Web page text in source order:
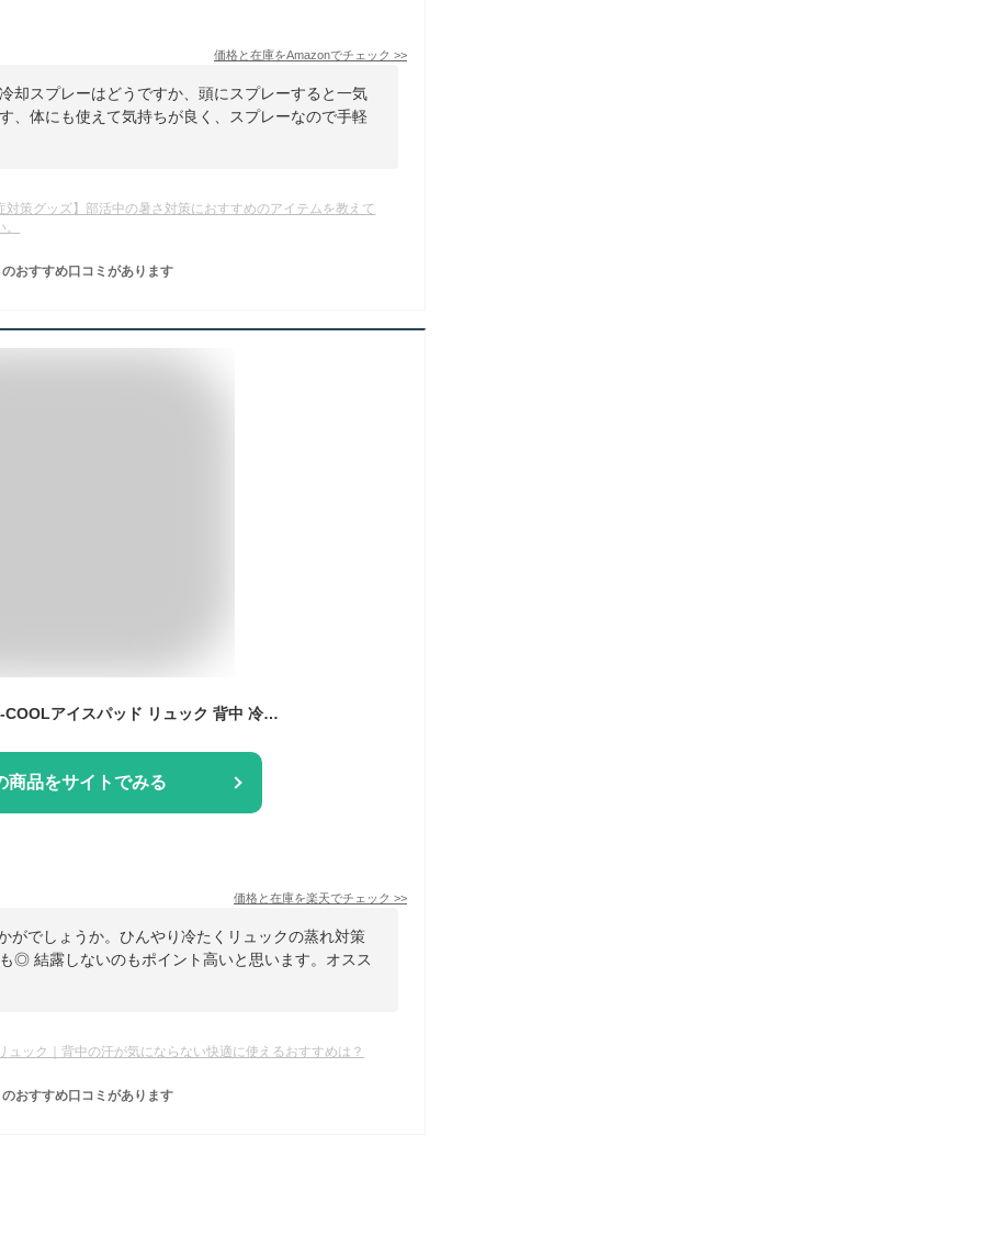
価格と在庫をAmazonでチェック >>
却スプレーはどうですか、頭にスプレーすると一気
、体にも使えて気持ちが良く、スプレーなので手軽
対策グッズ】部活中の暑さ対策におすすめのアイテムを教えて
のおすすめ口コミがあります
【送料無料】[公式] U-COOLアイスパッド リュック 背中 冷却パッド アイス枕 氷枕 結露なし 長時間冷却 冷感マット 吸熱 ひんやりクールシート 繰り返し使用可能 暑さ対策 熱中症対策 赤ちゃん ペット 室内 屋外 キャンプ 通勤 ギフト
商品をサイトでみる
価格と在庫を楽天でチェック >>
がでしょうか。ひんやり冷たくリュックの蒸れ対策
◎ 結露しないのもポイント高いと思います。オスス
ュック｜背中の汗が気にならない快適に使えるおすすめは？
のおすすめ口コミがあります